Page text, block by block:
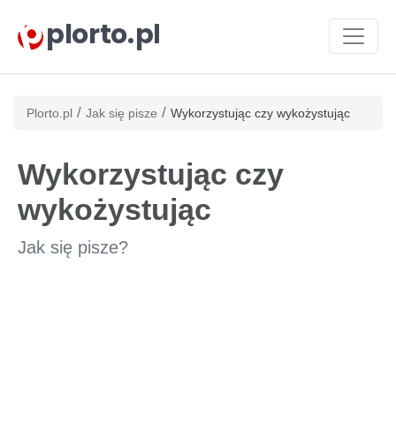
plorto.pl
Plorto.pl / Jak się pisze / Wykorzystując czy wykożystując
Wykorzystując czy
wykożystując
Jak się pisze?